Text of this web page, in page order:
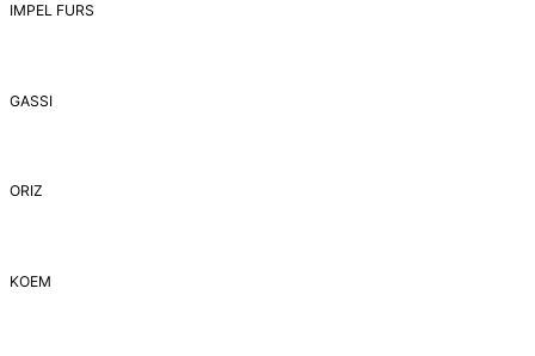
IMPEL FURS
GASSI
ORIZ
ΚΟΕΜ